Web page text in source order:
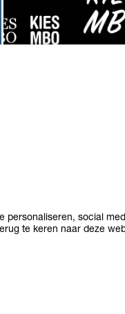
social
te keren naar deze